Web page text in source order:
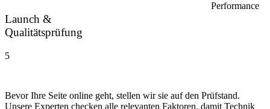
Performance
Launch &
Qualitätsprüfung
5
Bevor Ihre Seite online geht, stellen wir sie auf den Prüfstand.
Unsere Experten checken alle relevanten Faktoren, damit Technik